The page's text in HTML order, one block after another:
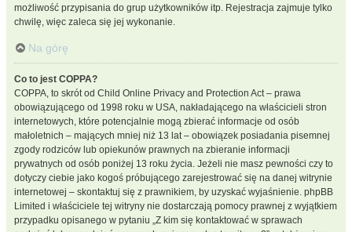
możliwość przypisania do grup użytkowników itp. Rejestracja zajmuje tylko
chwilę, więc zaleca się jej wykonanie.
Na górę
Co to jest COPPA?
COPPA, to skrót od Child Online Privacy and Protection Act – prawa
obowiązującego od 1998 roku w USA, nakładającego na właścicieli stron
internetowych, które potencjalnie mogą zbierać informacje od osób
małoletnich – mających mniej niż 13 lat – obowiązek posiadania pisemnej
zgody rodziców lub opiekunów prawnych na zbieranie informacji
prywatnych od osób poniżej 13 roku życia. Jeżeli nie masz pewności czy to
dotyczy ciebie jako kogoś próbującego zarejestrować się na danej witrynie
internetowej – skontaktuj się z prawnikiem, by uzyskać wyjaśnienie. phpBB
Limited i właściciele tej witryny nie dostarczają pomocy prawnej z wyjątkiem
przypadku opisanego w pytaniu „Z kim się kontaktować w sprawach